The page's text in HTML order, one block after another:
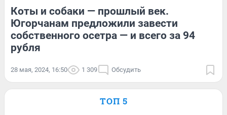
Коты и собаки — прошлый век.
Югорчанам предложили завести
собственного осетра — и всего за 94
рубля
28 мая, 2024, 16:50 1 309 Обсудить
ТОП 5